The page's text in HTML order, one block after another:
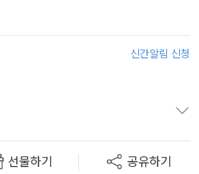
신간알림 신청
선물하기 공유하기